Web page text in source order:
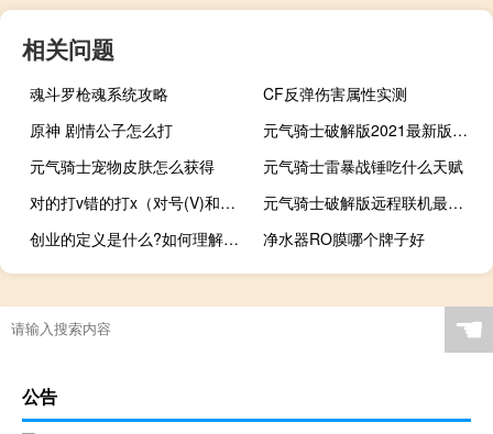
相关问题
魂斗罗枪魂系统攻略
CF反弹伤害属性实测
原神 剧情公子怎么打
元气骑士破解版2021最新版修改器可联机
元气骑士宠物皮肤怎么获得
元气骑士雷暴战锤吃什么天赋
对的打v错的打x（对号(V)和错号(X)是怎么来的）
元气骑士破解版远程联机最新版4.0.1
创业的定义是什么?如何理解（创业的定义）
净水器RO膜哪个牌子好
☚
公告